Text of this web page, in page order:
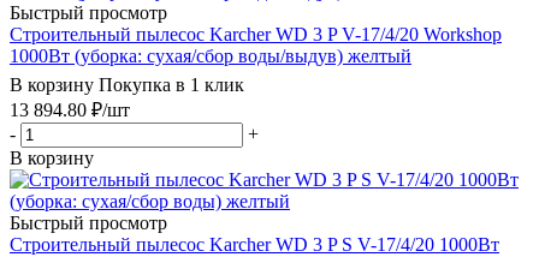
Быстрый просмотр
Строительный пылесос Karcher WD 3 P V-17/4/20 Workshop
1000Вт (уборка: сухая/сбор воды/выдув) желтый
В корзину Покупка в 1 клик
13 894.80 ₽/шт
-
+
В корзину
Быстрый просмотр
Строительный пылесос Karcher WD 3 P S V-17/4/20 1000Вт